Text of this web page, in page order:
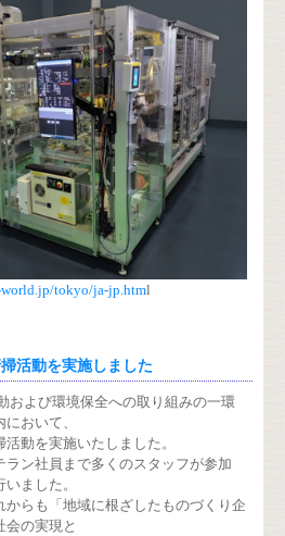
tokyo/ja-jp.html
活動を実施しました
および環境保全への取り組みの一環
おいて、
動を実施いたしました。
ラン社員まで多くのスタッフが参加
ました。
らも「地域に根ざしたものづくり企
会の実現と